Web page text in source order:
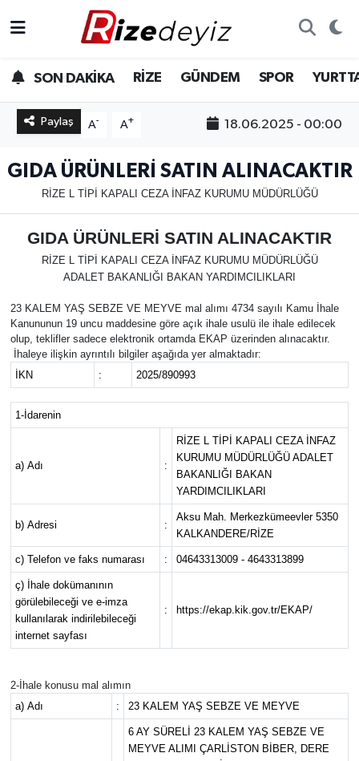
SON DAKİKA RİZE GÜNDEM SPOR
Paylaş A- A+ 18.06.2025 - 00:00
GIDA ÜRÜNLERİ SATIN ALINACAKTIR
RİZE L TİPİ KAPALI CEZA İNFAZ KURUMU MÜDÜRLÜĞÜ
GIDA ÜRÜNLERİ SATIN ALINACAKTIR
RİZE L TİPİ KAPALI CEZA İNFAZ KURUMU MÜDÜRLÜĞÜ
ADALET BAKANLIĞI BAKAN YARDIMCILIKLARI
23 KALEM YAŞ SEBZE VE MEYVE mal alımı 4734 sayılı Kamu İhale
Kanununun 19 uncu maddesine göre açık ihale usulü ile ihale edilecek
olup, teklifler sadece elektronik ortamda EKAP üzerinden alınacaktır.
İhaleye ilişkin ayrıntılı bilgiler aşağıda yer almaktadır:
İKN
: 2025/890993
1-İdarenin
a) Adı :
RİZE L TİPİ KAPALI CEZA İNFAZ
KURUMU MÜDÜRLÜĞÜ ADALET
BAKANLIĞI BAKAN
YARDIMCILIKLARI
b) Adresi :
Aksu Mah. Merkezkümeevler 5350
KALKANDERE/RİZE
c) Telefon ve faks numarası : 04643313009 - 4643313899
ç) İhale dokümanının
görülebileceği ve e-imza
kullanılarak indirilebileceği
internet sayfası
: https://ekap.kik.gov.tr/EKAP/
2-İhale konusu mal alımın
a) Adı
: 23 KALEM YAŞ SEBZE VE MEYVE
6 AY SÜRELİ 23 KALEM YAŞ SEBZE VE
MEYVE ALIMI ÇARLİSTON BİBER, DERE
Gündem
Sağlık
Rize Hava Durumu
Son Dakika Haberleri
Haber Arşivi